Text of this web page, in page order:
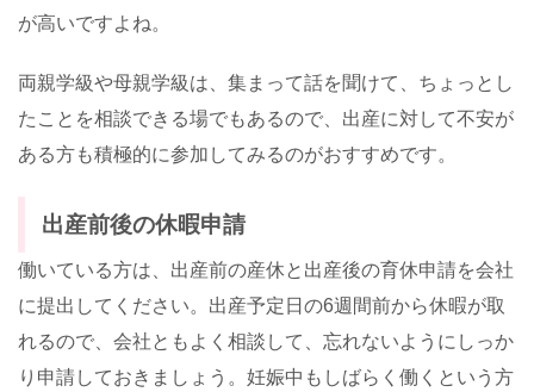
が高いですよね。
両親学級や母親学級は、集まって話を聞けて、ちょっとし
たことを相談できる場でもあるので、出産に対して不安が
ある方も積極的に参加してみるのがおすすめです。
出産前後の休暇申請
働いている方は、出産前の産休と出産後の育休申請を会社
に提出してください。出産予定日の6週間前から休暇が取
れるので、会社ともよく相談して、忘れないようにしっか
り申請しておきましょう。妊娠中もしばらく働くという方